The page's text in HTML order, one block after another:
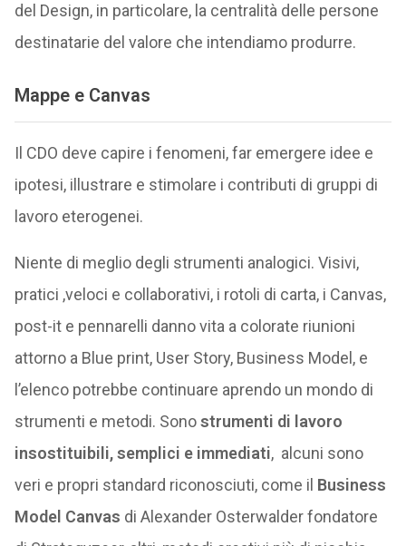
del Design, in particolare, la centralità delle persone
destinatarie del valore che intendiamo produrre.
Mappe e Canvas
Il CDO deve capire i fenomeni, far emergere idee e
ipotesi, illustrare e stimolare i contributi di gruppi di
lavoro eterogenei.
Niente di meglio degli strumenti analogici. Visivi,
pratici ,veloci e collaborativi, i rotoli di carta, i Canvas,
post-it e pennarelli danno vita a colorate riunioni
attorno a Blue print, User Story, Business Model, e
l’elenco potrebbe continuare aprendo un mondo di
strumenti e metodi. Sonostrumenti di lavoro
insostituibili, semplici e immediati, alcuni sono
veri e propri standard riconosciuti, come il Business
Model Canvas di Alexander Osterwalder fondatore